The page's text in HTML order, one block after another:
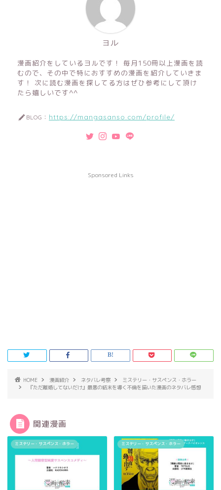
ヨル
漫画紹介をしているヨルです！ 毎月150冊以上漫画を読
むので、その中で特におすすめの漫画を紹介していきま
す！ 次に読む漫画を探してる方はぜひ参考にして頂け
たら嬉しいです^^
BLOG： https://mangasanso.com/profile/
Sponsored Links
HOME 漫画紹介 ネタバレ考察
ミステリー・サスペンス・ホラー
『ただ離婚してないだけ』最悪の結末を導く不倫を描いた漫画のネタバレ感想
関連漫画
ミステリー・サスペンス・ホラー ミステリー・サスペンス・ホラー